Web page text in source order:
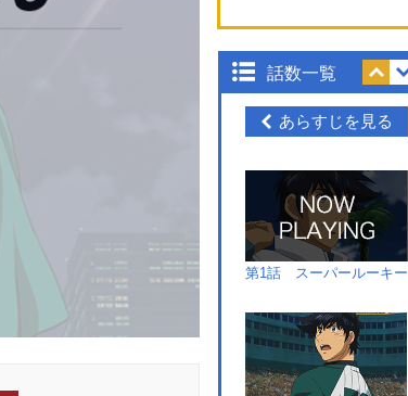
話数一覧
あらすじを見る
第1話 スーパールーキー